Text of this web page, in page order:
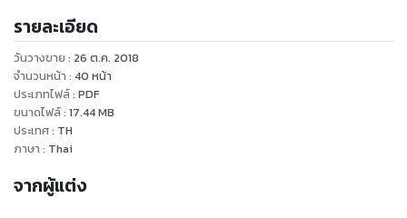
ใน eBook เล่มนี้ที่ชื่อว่า อย่าคิดรักษาเบาหวานด้วยอาหารเสริม:
อย่าพึ่งพาอาหารเสริม จนตัวเองต้องตายเพราะเบาหวาน
สารบัญ
คำนำ 2
ทำความรู้จักกับโรคเบาหวานชนิดต่างๆ 5
เบาหวานชนิดที่ 2 6
รายละเอียด
วันวางขาย : 26 ต.ค. 2018
จำนวนหน้า : 40 หน้า
ประเภทไฟล์: PDF
ขนาดไฟล์: 17.44MB
ประเทศ: TH
ภาษา : Thai
จากผู้แต่ง